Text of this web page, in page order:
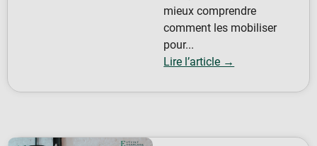
mieux comprendre
comment les mobiliser
pour...
Lire l’article →